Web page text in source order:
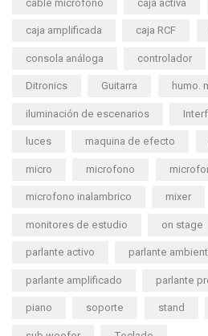
cable microfono caja activa
caja amplificada caja RCF
consola análoga controlador
Ditronics Guitarra humo.
iluminación de escenarios
luces maquina de efecto
micro microfono
microfono inalambrico mixer
monitores de estudio on stage
parlante activo parlante
parlante amplificado parlante
piano soporte stand